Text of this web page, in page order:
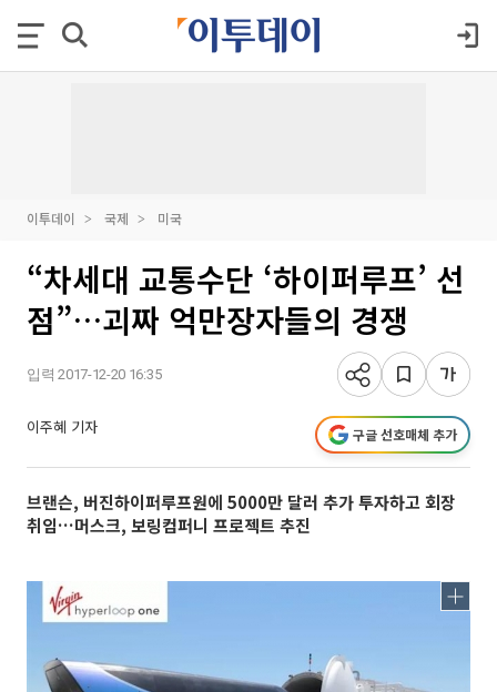
이투데이 국제 미국
“차세대 교통수단 ‘하이퍼루프’ 선
점”…괴짜 억만장자들의 경쟁
입력 2017-12-20 16:35
이주혜 기자 구글 선호매체 추가
브랜슨, 버진하이퍼루프원에 5000만 달러 추가 투자하고 회장
취임…머스크, 보링컴퍼니 프로젝트 추진